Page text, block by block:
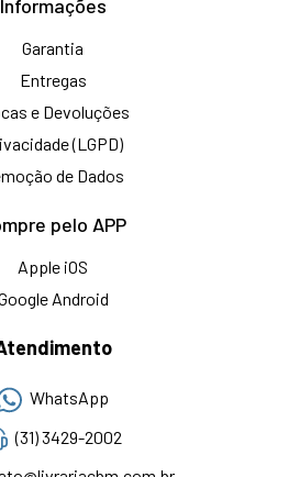
Informações
Garantia
Entregas
e Devoluções
(LGPD)
de Dados
pelo APP
Apple iOS
Android
WhatsApp
(31) 3429-2002